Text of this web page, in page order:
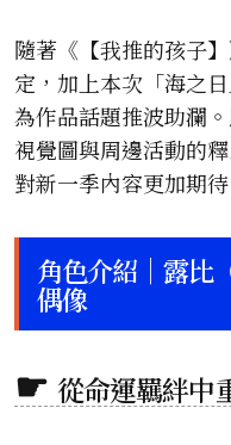
隨著《【我推的孩子
定，加上本次「海之
為作品話題推波助瀾
視覺圖與周邊活動的
對新一季內容更加期待
角色介紹｜露比
偶像
從命運羈絆中